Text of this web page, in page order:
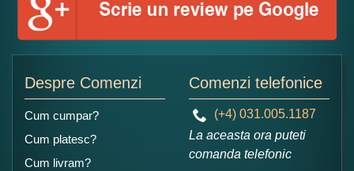
Despre Comenzi
Cum cumpar?
Cum platesc?
Cum livram?
Comenzi telefonice
(+4) 031.005.1187
La aceasta ora puteti
comanda telefonic